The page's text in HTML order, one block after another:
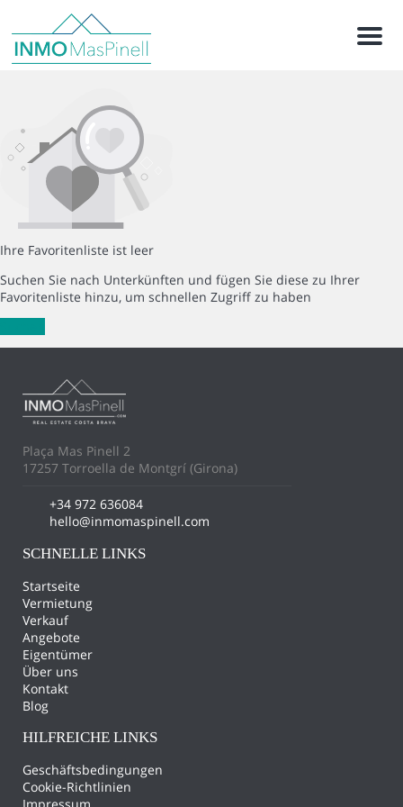
Menu
Ihre Favoritenliste ist leer
Suchen Sie nach Unterkünften und fügen Sie diese zu Ihrer
Favoritenliste hinzu, um schnellen Zugriff zu haben
Plaça Mas Pinell 2
17257 Torroella de Montgrí (Girona)
+34 972 636084
hello@inmomaspinell.com
SCHNELLE LINKS
Startseite
Vermietung
Verkauf
Angebote
Eigentümer
Über uns
Kontakt
Blog
HILFREICHE LINKS
Geschäftsbedingungen
Cookie-Richtlinien